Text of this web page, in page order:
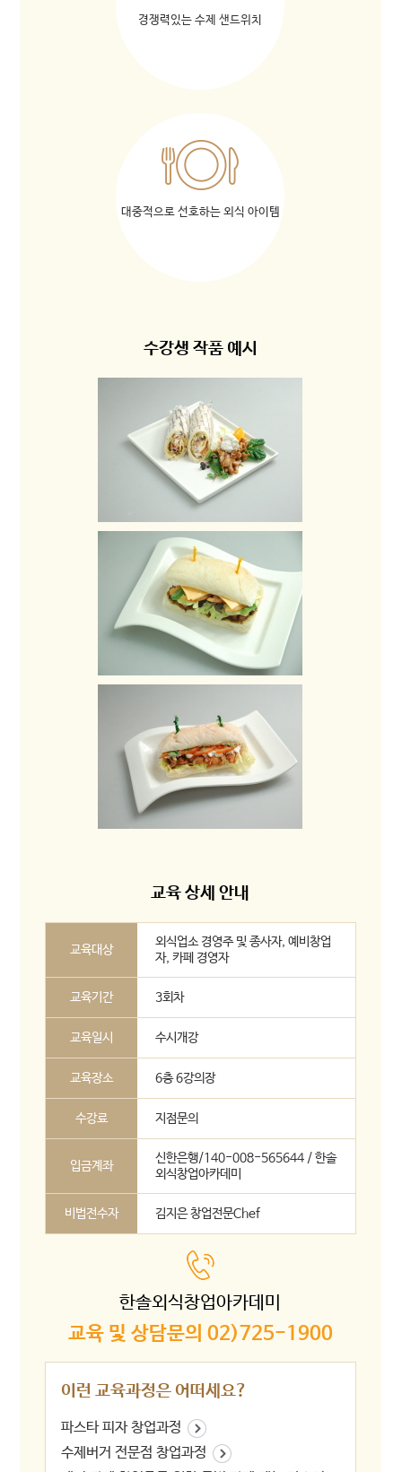
경쟁력있는 수제 샌드위치
대중적으로 선호하는 외식 아이템
수강생 작품 예시
교육 상세 안내
교육대상
외식업소 경영주 및 종사자, 예비창업
자, 카페 경영자
교육기간 3회차
교육일시 수시개강
교육장소 6층 6강의장
수강료 지점문의
입금계좌
신한은행/140-008-565644 / 한솔
외식창업아카데미
비법전수자 김지은 창업전문Chef
한솔외식창업아카데미
교육 및 상담문의 02)725-1900
이런 교육과정은 어떠세요?
파스타 피자 창업과정
수제버거 전문점 창업과정